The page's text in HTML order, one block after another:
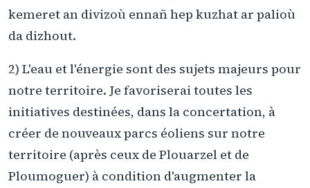
kemeret an divizoù ennañ hep kuzhat ar palioù
da dizhout.
2) L'eau et l'énergie sont des sujets majeurs pour
notre territoire. Je favoriserai toutes les
initiatives destinées, dans la concertation, à
créer de nouveaux parcs éoliens sur notre
territoire (après ceux de Plouarzel et de
Ploumoguer) à condition d'augmenter la